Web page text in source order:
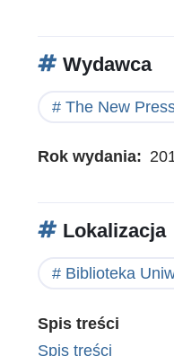
Wydawca
The New
Rok wydania
Lokalizacja
Biblioteka
Spis treści
Spis treści